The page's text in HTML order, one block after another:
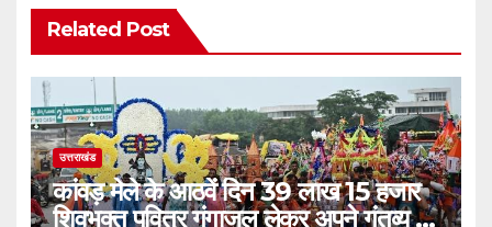
Related Post
उत्तराखंड
कांवड़ मेले के आठवें दिन 39 लाख 15 हजार
शिवभक्त पवित्र गंगाजल लेकर अपने गंतव्य की